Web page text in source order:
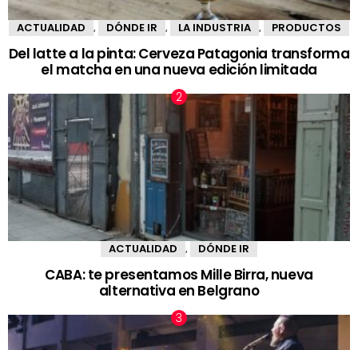
ACTUALIDAD DÓNDE IR LA INDUSTRIA PRODUCTOS
Del latte a la pinta: Cerveza Patagonia transforma
el matcha en una nueva edición limitada
ACTUALIDAD , DÓNDE IR
CABA: te presentamos Mille Birra, nueva
alternativa en Belgrano